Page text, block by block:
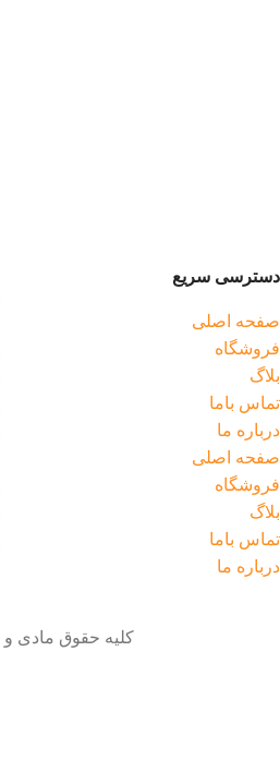
دسترسی سریع
صفحه اصلی
فروشگاه
بلاگ
تماس باما
درباره ما
صفحه اصلی
فروشگاه
بلاگ
تماس باما
درباره ما
کلیه حقوق مادی